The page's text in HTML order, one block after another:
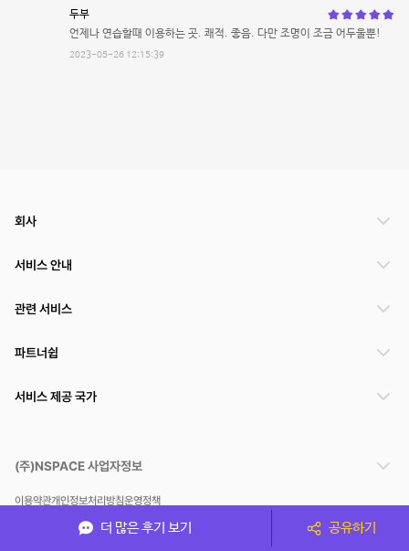
두부
언제나 연습할때 이용하는 곳. 쾌적. 좋음. 다만 조명이 조금 어두울뿐!
2023-05-26 12:15:39
더 많은 후기 보기 공유하기
회사
서비스 안내
관련 서비스
파트너쉽
서비스 제공 국가
(주)NSPACE 사업자정보
이용약관개인정보처리방침운영정책
스페이스클라우드는 통신판매중개자이며 통신판매의 당사자가 아닙니다. 따라서 스페이스클
라우드는 공간 거래정보 및 거래에 대해 책임지지 않습니다.